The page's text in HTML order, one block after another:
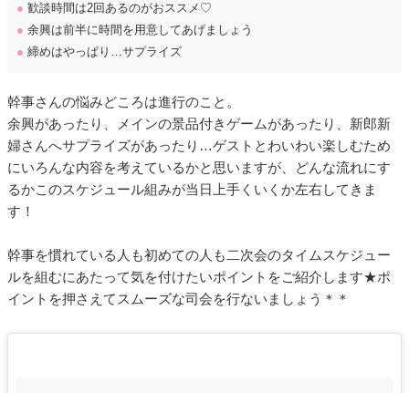
● 歓談時間は2回あるのがおススメ♡
● 余興は前半に時間を用意してあげましょう
● 締めはやっぱり…サプライズ
幹事さんの悩みどころは進行のこと。
余興があったり、メインの景品付きゲームがあったり、新郎新
婦さんへサプライズがあったり…ゲストとわいわい楽しむため
にいろんな内容を考えているかと思いますが、どんな流れにす
るかこのスケジュール組みが当日上手くいくか左右してきま
す！
幹事を慣れている人も初めての人も二次会のタイムスケジュー
ルを組むにあたって気を付けたいポイントをご紹介します★ポ
イントを押さえてスムーズな司会を行ないましょう＊＊